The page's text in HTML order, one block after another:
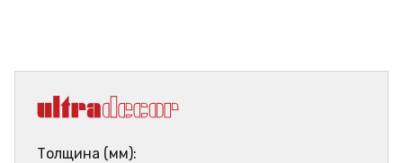
Толщина (мм):